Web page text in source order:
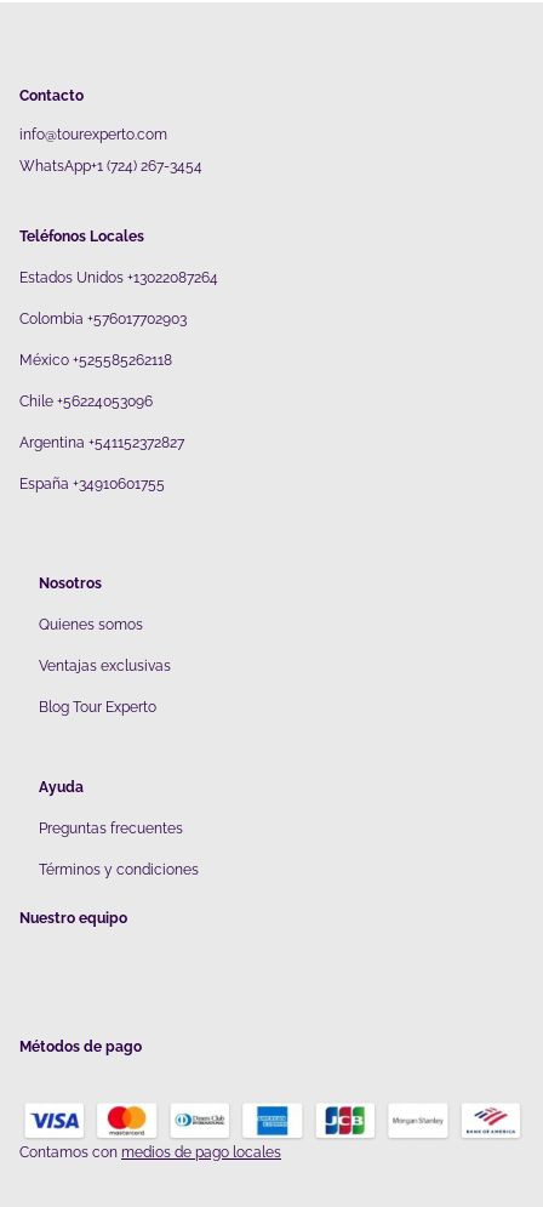
Contacto
info@tourexperto.com
WhatsApp+1 (724) 267-3454
Teléfonos Locales
Estados Unidos +13022087264
Colombia +576017702903
México +525585262118
Chile +56224053096
Argentina +541152372827
España +34910601755
Nosotros
Quienes somos
Ventajas exclusivas
Blog Tour Experto
Ayuda
Preguntas frecuentes
Términos y condiciones
Nuestro equipo
Métodos de pago
Contamos con medios de pago locales